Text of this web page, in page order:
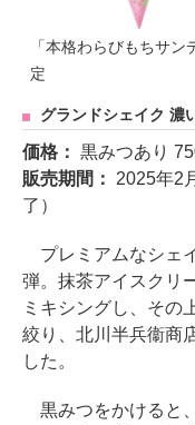
「本格わらびもちサ
定
グランドシェイク 濃
価格： 黒みつあり
販売期間： 2025年2
了）
プレミアムなシェ
弾。抹茶アイスクリ
ミキシングし、その
絞り、北川半兵衞商
した。
黒みつをかけると